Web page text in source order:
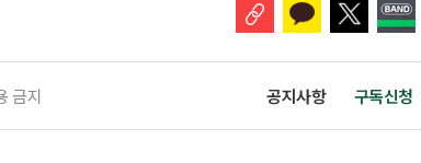
금지 공지사항 구독신청